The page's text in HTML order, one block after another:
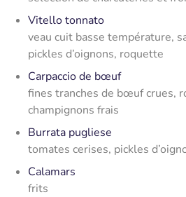
Vitello tonnato
veau cuit basse température,
pickles d’oignons, roquette
Carpaccio de bœuf
fines tranches de bœuf crues,
champignons frais
Burrata pugliese
tomates cerises, pickles
Calamars
frits